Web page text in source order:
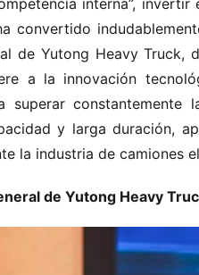
interna”,
convertido
de Yutong Heavy Truck,
a la innovación
superar
y larga duración,
la industria de camiones
de Yutong Heavy